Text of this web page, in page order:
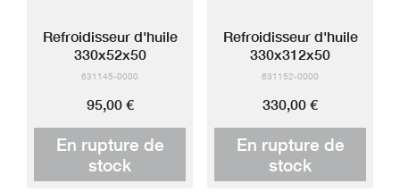
En rupture de
stock
Refroidisseur d'huile
330x52x50
631145-0000
95,00 €
En rupture de
stock
Refroidisseur d'huile
330x312x50
631152-0000
330,00 €